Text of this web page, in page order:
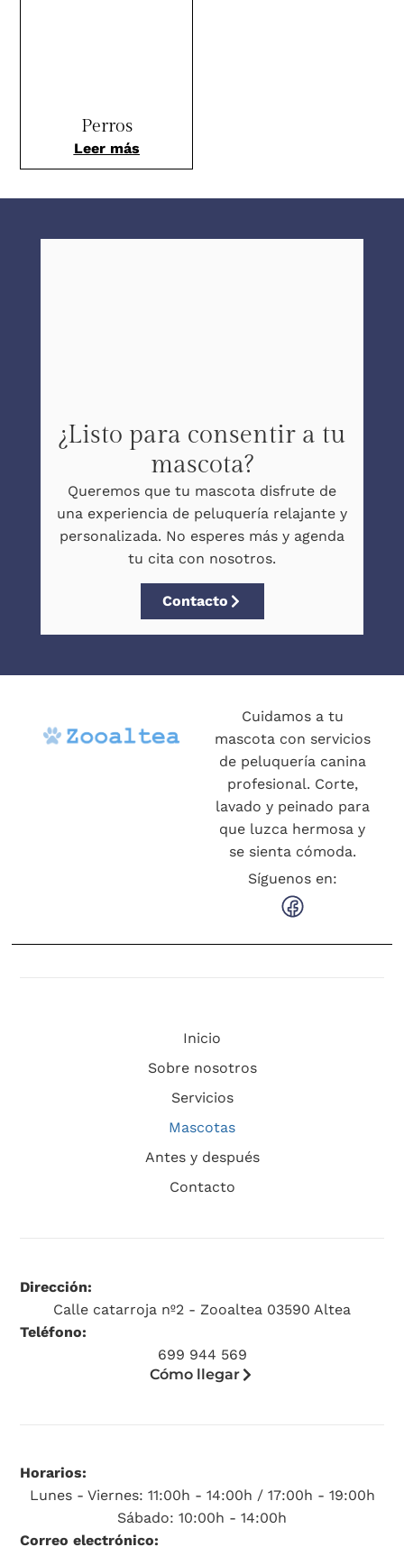
Perros
Leer más
¿Listo para consentir a tu
mascota?
Queremos que tu mascota disfrute de
una experiencia de peluquería relajante y
personalizada. No esperes más y agenda
tu cita con nosotros.
Contacto
Cuidamos a tu
mascota con servicios
de peluquería canina
profesional. Corte,
lavado y peinado para
que luzca hermosa y
se sienta cómoda.
Síguenos en:
Inicio
Sobre nosotros
Servicios
Mascotas
Antes y después
Contacto
Dirección:
Calle catarroja nº2 - Zooaltea 03590 Altea
Teléfono:
699 944 569
Cómo llegar
Horarios:
Lunes - Viernes: 11:00h - 14:00h / 17:00h - 19:00h
Sábado: 10:00h - 14:00h
Correo electrónico: